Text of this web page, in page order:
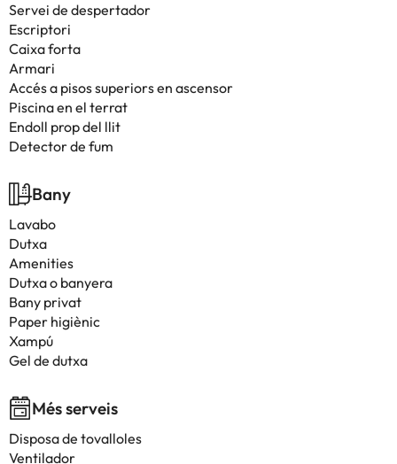
Servei de despertador
Escriptori
Caixa forta
Armari
Accés a pisos superiors en ascensor
Piscina en el terrat
Endoll prop del llit
Detector de fum
Bany
Lavabo
Dutxa
Amenities
Dutxa o banyera
Bany privat
Paper higiènic
Xampú
Gel de dutxa
Més serveis
Disposa de tovalloles
Ventilador